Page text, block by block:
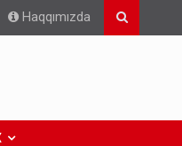
Haqqımızda